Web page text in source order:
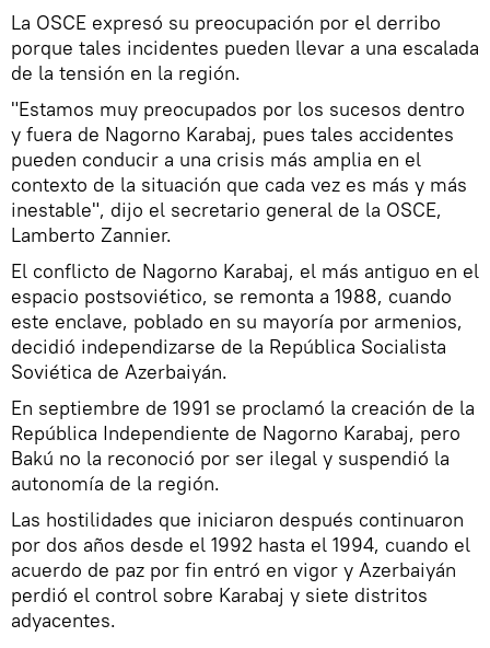
La OSCE expresó su preocupación por el derribo
porque tales incidentes pueden llevar a una escalada
de la tensión en la región.
"Estamos muy preocupados por los sucesos dentro
y fuera de Nagorno Karabaj, pues tales accidentes
pueden conducir a una crisis más amplia en el
contexto de la situación que cada vez es más y más
inestable", dijo el secretario general de la OSCE,
Lamberto Zannier.
El conflicto de Nagorno Karabaj, el más antiguo en el
espacio postsoviético, se remonta a 1988, cuando
este enclave, poblado en su mayoría por armenios,
decidió independizarse de la República Socialista
Soviética de Azerbaiyán.
En septiembre de 1991 se proclamó la creación de la
República Independiente de Nagorno Karabaj, pero
Bakú no la reconoció por ser ilegal y suspendió la
autonomía de la región.
Las hostilidades que iniciaron después continuaron
por dos años desde el 1992 hasta el 1994, cuando el
acuerdo de paz por fin entró en vigor y Azerbaiyán
perdió el control sobre Karabaj y siete distritos
adyacentes.